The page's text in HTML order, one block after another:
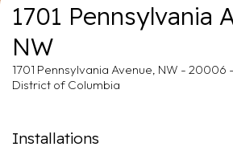
1701 Pennsylvania
NW
1701 Pennsylvania Avenue, NW - 20006 -
District of Columbia
Installations